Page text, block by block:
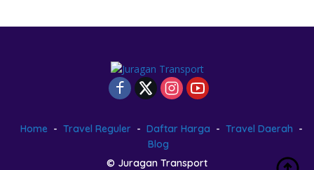
Home Travel Reguler Daftar Harga
Travel Daerah
Blog
© Juragan Transport